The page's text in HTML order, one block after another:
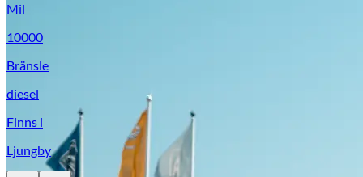
Mil
10000
Bränsle
diesel
Finns i
Ljungby